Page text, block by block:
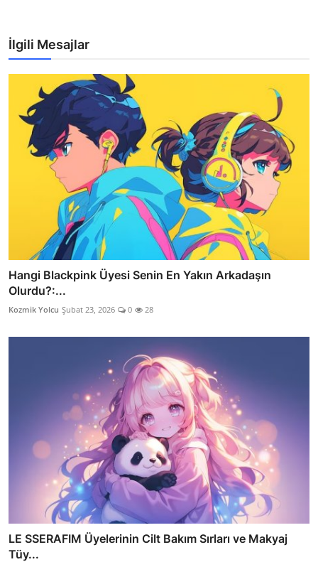
İlgili Mesajlar
Hangi Blackpink Üyesi Senin En Yakın Arkadaşın
Olurdu?:...
Kozmik Yolcu Şubat 23, 2026 0 28
LE SSERAFIM Üyelerinin Cilt Bakım Sırları ve Makyaj
Tüy...